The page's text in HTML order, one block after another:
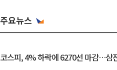
주요뉴스
코스피, 4% 하락에 6270선 마감…삼